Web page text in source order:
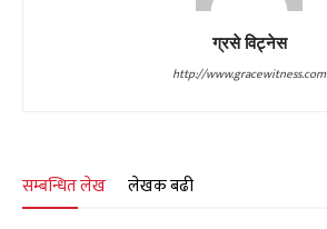
ग्रसे विट्नेस
http://www.gracewitness.com
सम्बन्धित लेख लेखक बढी